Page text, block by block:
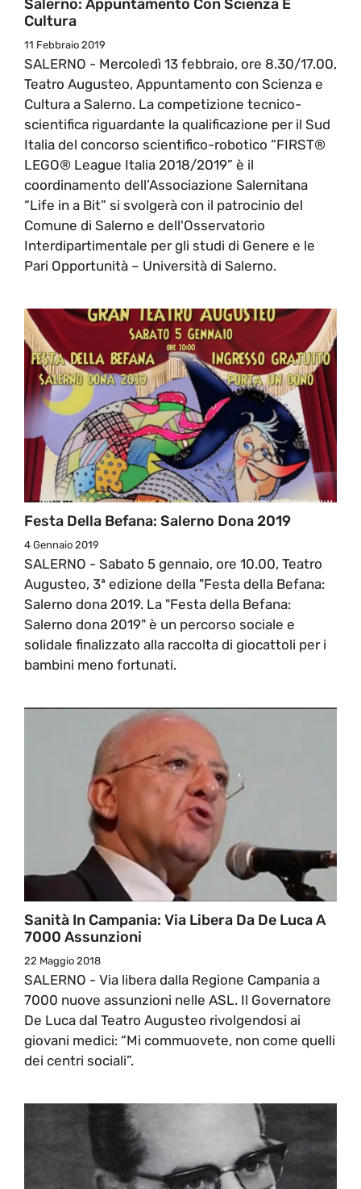
Salerno: Appuntamento Con Scienza E
Cultura
11 Febbraio 2019
SALERNO - Mercoledì 13 febbraio, ore 8.30/17.00,
Teatro Augusteo, Appuntamento con Scienza e
Cultura a Salerno. La competizione tecnico-
scientifica riguardante la qualificazione per il Sud
Italia del concorso scientifico-robotico “FIRST®
LEGO® League Italia 2018/2019” è il
coordinamento dell’Associazione Salernitana
“Life in a Bit” si svolgerà con il patrocinio del
Comune di Salerno e dell'Osservatorio
Interdipartimentale per gli studi di Genere e le
Pari Opportunità – Università di Salerno.
Festa Della Befana: Salerno Dona 2019
4 Gennaio 2019
SALERNO - Sabato 5 gennaio, ore 10.00, Teatro
Augusteo, 3ª edizione della "Festa della Befana:
Salerno dona 2019. La "Festa della Befana:
Salerno dona 2019" è un percorso sociale e
solidale finalizzato alla raccolta di giocattoli per i
bambini meno fortunati.
Sanità In Campania: Via Libera Da De Luca A
7000 Assunzioni
22 Maggio 2018
SALERNO - Via libera dalla Regione Campania a
7000 nuove assunzioni nelle ASL. Il Governatore
De Luca dal Teatro Augusteo rivolgendosi ai
giovani medici: “Mi commuovete, non come quelli
dei centri sociali”.